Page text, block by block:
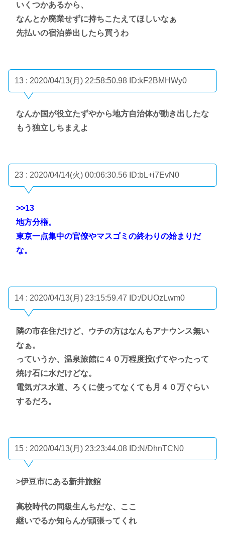
いくつかあるから、
なんとか廃業せずに持ちこたえてほしいなぁ
先払いの宿泊券出したら買うわ
13 : 2020/04/13(月) 22:58:50.98 ID:kF2BMHWy0
なんか国が役立たずやから地方自治体が動き出したな
もう独立しちまえよ
23 : 2020/04/14(火) 00:06:30.56 ID:bL+i7EvN0
>>13
地方分権。
東京一点集中の官僚やマスゴミの終わりの始まりだ
な。
14 : 2020/04/13(月) 23:15:59.47 ID:/DUOzLwm0
隣の市在住だけど、ウチの方はなんもアナウンス無い
なぁ。
っていうか、温泉旅館に４０万程度投げてやったって
焼け石に水だけどな。
電気ガス水道、ろくに使ってなくても月４０万ぐらい
するだろ。
15 : 2020/04/13(月) 23:23:44.08 ID:N/DhnTCN0
>伊豆市にある新井旅館
高校時代の同級生んちだな、ここ
継いでるか知らんが頑張ってくれ